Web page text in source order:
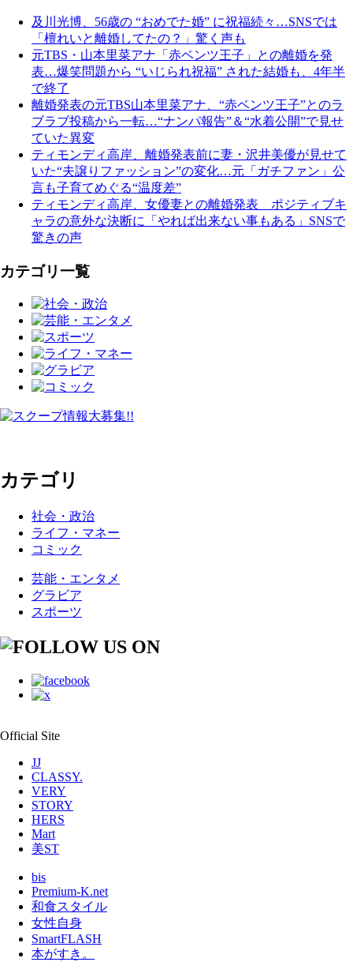
及川光博、56歳の “おめでた婚” に祝福続々…SNSでは
「檀れいと離婚してたの？」驚く声も
元TBS・山本里菜アナ「赤ベンツ王子」との離婚を発
表…爆笑問題から “いじられ祝福” された結婚も、4年半
で終了
離婚発表の元TBS山本里菜アナ、“赤ベンツ王子”とのラ
ブラブ投稿から一転…“ナンパ報告”＆“水着公開”で見せ
ていた異変
ティモンディ高岸、離婚発表前に妻・沢井美優が見せて
いた“夫譲りファッション”の変化…元「ガチファン」公
言も子育てめぐる“温度差”
ティモンディ高岸、女優妻との離婚発表 ポジティブキ
ャラの意外な決断に「やれば出来ない事もある」SNSで
驚きの声
カテゴリ一覧
カテゴリ
社会・政治
ライフ・マネー
コミック
芸能・エンタメ
グラビア
スポーツ
Official Site
JJ
CLASSY.
VERY
STORY
HERS
Mart
美ST
bis
Premium-K.net
和食スタイル
女性自身
SmartFLASH
本がすき。